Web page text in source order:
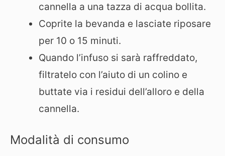
cannella a una tazza di acqua bollita.
Coprite la bevanda e lasciate riposare
per 10 o 15 minuti.
Quando l’infuso si sarà raffreddato,
filtratelo con l’aiuto di un colino e
buttate via i residui dell’alloro e della
cannella.
Modalità di consumo